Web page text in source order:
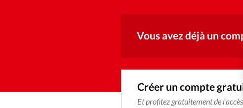
Vous avez déjà un
Créer un compte
Et profitez gratuitement de